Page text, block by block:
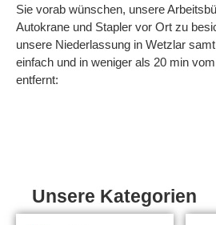
Sie vorab wünschen, unsere
Autokrane und Stapler vor Ort zu
unsere Niederlassung in Wetzlar
einfach und in weniger als 20 min
entfernt:
Unsere Kategorien